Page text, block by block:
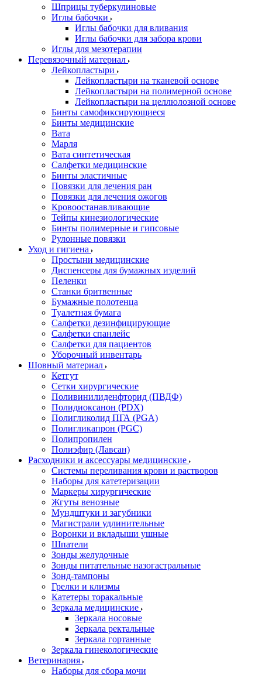
Шприцы туберкулиновые
Иглы бабочки
Иглы бабочки для вливания
Иглы бабочки для забора крови
Иглы для мезотерапии
Перевязочный материал
Лейкопластыри
Лейкопластыри на тканевой основе
Лейкопластыри на полимерной основе
Лейкопластыри на целлюлозной основе
Бинты самофиксирующиеся
Бинты медицинские
Вата
Марля
Вата синтетическая
Салфетки медицинские
Бинты эластичные
Повязки для лечения ран
Повязки для лечения ожогов
Кровоостанавливающие
Тейпы кинезиологические
Бинты полимерные и гипсовые
Рулонные повязки
Уход и гигиена
Простыни медицинские
Диспенсеры для бумажных изделий
Пеленки
Станки бритвенные
Бумажные полотенца
Туалетная бумага
Салфетки дезинфицирующие
Салфетки спанлейс
Салфетки для пациентов
Уборочный инвентарь
Шовный материал
Кетгут
Сетки хирургические
Поливинилиденфторид (ПВДФ)
Полидиоксанон (PDX)
Полигликолид ПГА (PGA)
Полигликапрон (PGC)
Полипропилен
Полиэфир (Лавсан)
Расходники и аксессуары медицинские
Системы переливания крови и растворов
Наборы для катетеризации
Маркеры хирургические
Жгуты венозные
Мундштуки и загубники
Магистрали удлинительные
Воронки и вкладыши ушные
Шпатели
Зонды желудочные
Зонды питательные назогастральные
Зонд-тампоны
Грелки и клизмы
Катетеры торакальные
Зеркала медицинские
Зеркала носовые
Зеркала ректальные
Зеркала гортанные
Зеркала гинекологические
Ветеринария
Наборы для сбора мочи